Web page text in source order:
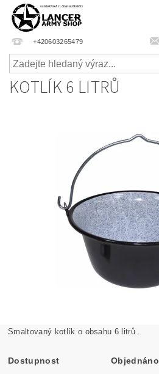
+420603265479
KOTLÍK 6 LITRŮ
Smaltovaný kotlík o obsahu 6 litrů .
Dostupnost Objednáno